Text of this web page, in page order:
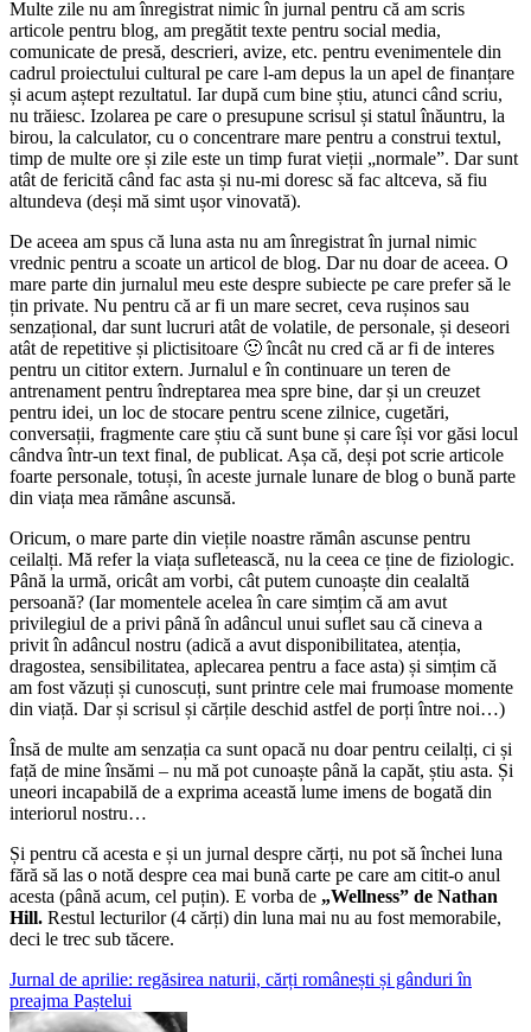
Multe zile nu am înregistrat nimic în jurnal pentru că am scris
articole pentru blog, am pregătit texte pentru social media,
comunicate de presă, descrieri, avize, etc. pentru evenimentele din
cadrul proiectului cultural pe care l-am depus la un apel de finanțare
și acum aștept rezultatul. Iar după cum bine știu, atunci când scriu,
nu trăiesc. Izolarea pe care o presupune scrisul și statul înăuntru, la
birou, la calculator, cu o concentrare mare pentru a construi textul,
timp de multe ore și zile este un timp furat vieții „normale”. Dar sunt
atât de fericită când fac asta și nu-mi doresc să fac altceva, să fiu
altundeva (deși mă simt ușor vinovată).
De aceea am spus că luna asta nu am înregistrat în jurnal nimic
vrednic pentru a scoate un articol de blog. Dar nu doar de aceea. O
mare parte din jurnalul meu este despre subiecte pe care prefer să le
țin private. Nu pentru că ar fi un mare secret, ceva rușinos sau
senzațional, dar sunt lucruri atât de volatile, de personale, și deseori
atât de repetitive și plictisitoare 🙂 încât nu cred că ar fi de interes
pentru un cititor extern. Jurnalul e în continuare un teren de
antrenament pentru îndreptarea mea spre bine, dar și un creuzet
pentru idei, un loc de stocare pentru scene zilnice, cugetări,
conversații, fragmente care știu că sunt bune și care își vor găsi locul
cândva într-un text final, de publicat. Așa că, deși pot scrie articole
foarte personale, totuși, în aceste jurnale lunare de blog o bună parte
din viața mea rămâne ascunsă.
Oricum, o mare parte din viețile noastre rămân ascunse pentru
ceilalți. Mă refer la viața sufletească, nu la ceea ce ține de fiziologic.
Până la urmă, oricât am vorbi, cât putem cunoaște din cealaltă
persoană? (Iar momentele acelea în care simțim că am avut
privilegiul de a privi până în adâncul unui suflet sau că cineva a
privit în adâncul nostru (adică a avut disponibilitatea, atenția,
dragostea, sensibilitatea, aplecarea pentru a face asta) și simțim că
am fost văzuți și cunoscuți, sunt printre cele mai frumoase momente
din viață. Dar și scrisul și cărțile deschid astfel de porți între noi…)
Însă de multe am senzația ca sunt opacă nu doar pentru ceilalți, ci și
față de mine însămi – nu mă pot cunoaște până la capăt, știu asta. Și
uneori incapabilă de a exprima această lume imens de bogată din
interiorul nostru…
Și pentru că acesta e și un jurnal despre cărți, nu pot să închei luna
fără să las o notă despre cea mai bună carte pe care am citit-o anul
acesta (până acum, cel puțin). E vorba de „Wellness” de Nathan
Hill. Restul lecturilor (4 cărți) din luna mai nu au fost memorabile,
deci le trec sub tăcere.
Post
navigation
Jurnal de aprilie: regăsirea naturii, cărți românești și gânduri în
preajma Paștelui